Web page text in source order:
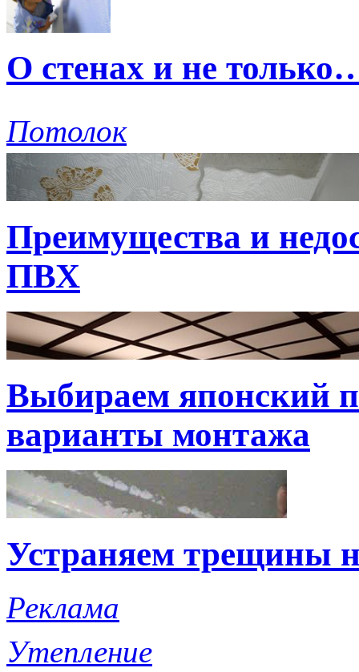
О стенах и не
Потолок
Преимущества и
ПВХ
Выбираем японский
варианты монтажа
Устраняем трещины
Реклама
Утепление